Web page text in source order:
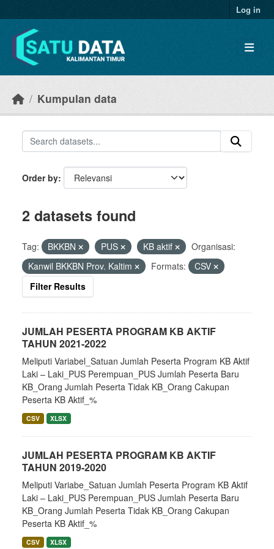
Log in
Kumpulan data
Order by
2 datasets found
Tag: BKKBN PUS KB aktif
Organisasi:
Kanwil BKKBN Prov. Kaltim
Formats:
CSV
Filter Results
JUMLAH PESERTA PROGRAM KB AKTIF
TAHUN 2021-2022
Meliputi Variabel_Satuan Jumlah Peserta Program KB Aktif
Laki – Laki_PUS Perempuan_PUS Jumlah Peserta Baru
KB_Orang Jumlah Peserta Tidak KB_Orang Cakupan
Peserta KB Aktif_%
CSV XLSX
JUMLAH PESERTA PROGRAM KB AKTIF
TAHUN 2019-2020
Meliputi Variabe_Satuan Jumlah Peserta Program KB Aktif
Laki – Laki_PUS Perempuan_PUS Jumlah Peserta Baru
KB_Orang Jumlah Peserta Tidak KB_Orang Cakupan
Peserta KB Aktif_%
CSV XLSX